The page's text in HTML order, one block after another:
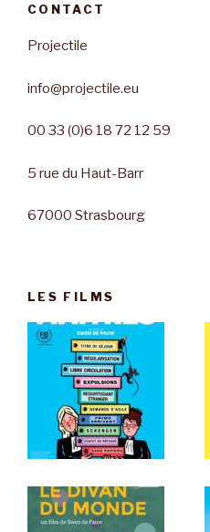
CONTACT
Projectile
info@projectile.eu
00 33 (0)6 18 72 12 59
5 rue du Haut-Barr
67000 Strasbourg
LES FILMS